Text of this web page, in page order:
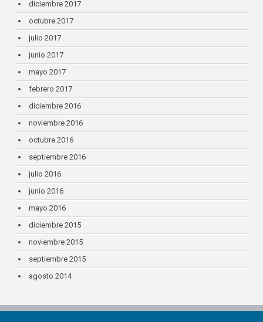
diciembre 2017
octubre 2017
julio 2017
junio 2017
mayo 2017
febrero 2017
diciembre 2016
noviembre 2016
octubre 2016
septiembre 2016
julio 2016
junio 2016
mayo 2016
diciembre 2015
noviembre 2015
septiembre 2015
agosto 2014